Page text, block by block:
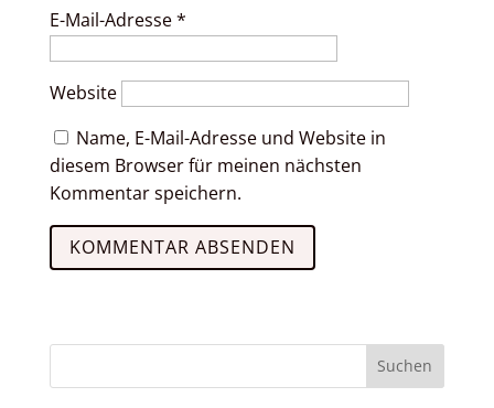
E-Mail-Adresse*
Website
Name, E-Mail-Adresse und Website in
diesem Browser für meinen nächsten
Kommentar speichern.